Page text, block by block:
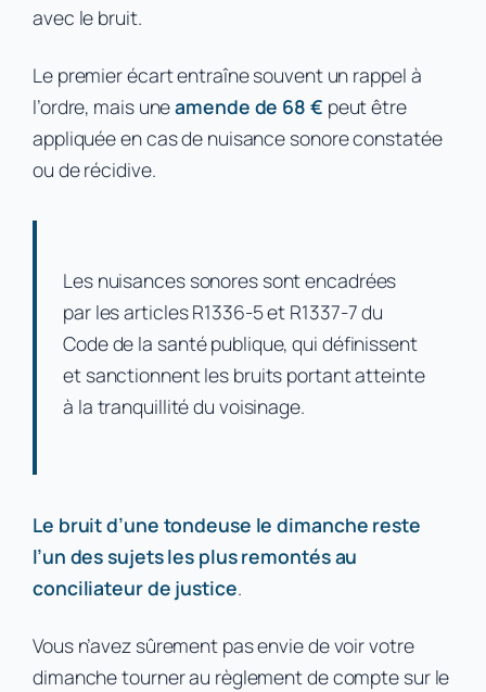
avec le bruit.
Le premier écart entraîne souvent un rappel à
l’ordre, mais uneamende de 68 € peut être
appliquée en cas de nuisance sonore constatée
ou de récidive.
Les nuisances sonores sont encadrées
par les articles R1336-5 et R1337-7 du
Code de la santé publique, qui définissent
et sanctionnent les bruits portant atteinte
à la tranquillité du voisinage.
Le bruit d’une tondeuse le dimanche reste
l’un des sujets les plus remontés au
conciliateur de justice.
Vous n’avez sûrement pas envie de voir votre
dimanche tourner au règlement de compte sur le